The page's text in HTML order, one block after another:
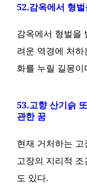
52.감옥에서 형
감옥에서 형벌을
려운 역경에 처
화를 누릴 길몽이
53.고향 산기슭
관한 꿈
현재 거처하는
고장의 지리적
도 있다.